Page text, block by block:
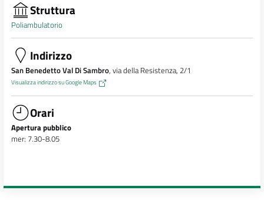
Struttura
Poliambulatorio
Indirizzo
San Benedetto Val Di Sambro, via della Resistenza, 2/1
Visualizza indirizzo su Google Maps
Orari
Apertura pubblico
mer: 7.30-8.05